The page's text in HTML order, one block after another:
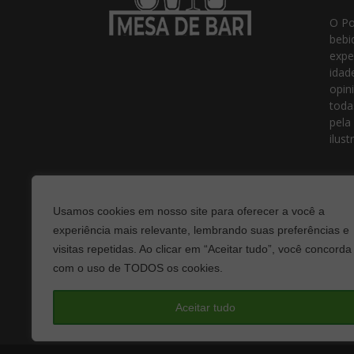
Usamos cookies em nosso site para oferecer a você a
experiência mais relevante, lembrando suas preferências e
visitas repetidas. Ao clicar em “Aceitar tudo”, você concorda
com o uso de TODOS os cookies.
Aceitar tudo
O